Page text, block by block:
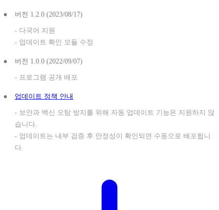
버전 1.2.0 (2023/08/17)
- 다국어 지원
- 업데이트 확인 모듈 수정
버전 1.0.0 (2022/09/07)
- 프로그램 공개 배포
업데이트 정책 안내
- 보안과 백신 오탐 방지를 위해 자동 업데이트 기능은 지원하지 않
습니다.
- 업데이트는 내부 검증 후 안정성이 확인되면 수동으로 배포됩니
다.